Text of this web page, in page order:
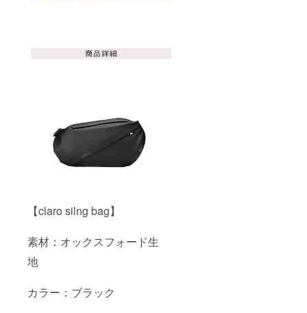
【claro silng bag】
素材：オックスフォード生
地
カラー：ブラック